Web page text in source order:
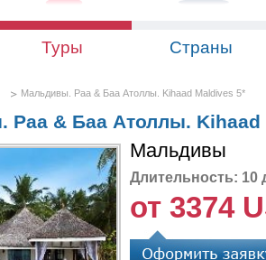
Туры Страны
Мальдивы. Раа & Баа Атоллы. Kihaad Maldives 5*
Раа & Баа Атоллы. Kihaad
Мальдивы
Длительность: 10
от 3374